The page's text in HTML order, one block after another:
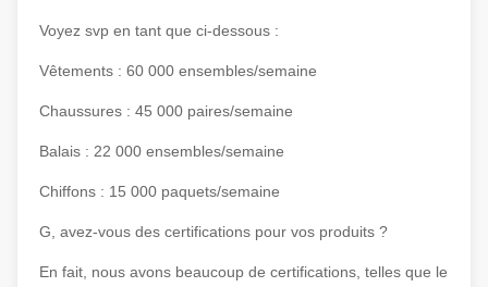
Voyez svp en tant que ci-dessous :
Vêtements : 60 000 ensembles/semaine
Chaussures : 45 000 paires/semaine
Balais : 22 000 ensembles/semaine
Chiffons : 15 000 paquets/semaine
G, avez-vous des certifications pour vos produits ?
En fait, nous avons beaucoup de certifications, telles que le